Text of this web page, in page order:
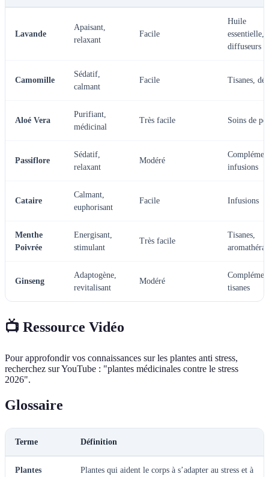
Lavande
Apaisant,
relaxant
Facile
Huile
essentielle,
diffuseurs
Camomille
Sédatif,
calmant
Facile Tisanes,
Aloé Vera
Purifiant,
médicinal
Très facile Soins de
Passiflore
Sédatif,
relaxant
Modéré
infusions
Cataire
Calmant,
euphorisant
Facile Infusions
Menthe
Poivrée
Energisant,
stimulant
Très facile
Tisanes,
Ginseng
Adaptogène,
revitalisant
Modéré
tisanes
📺 Ressource Vidéo
Pour approfondir vos connaissances sur les plantes anti stress,
recherchez sur YouTube : "plantes médicinales contre le stress
2026".
Glossaire
Terme Définition
Plantes
Plantes qui aident le corps à s’adapter au stress et à